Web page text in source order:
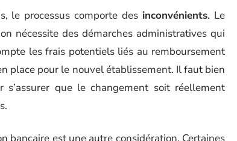
le processus comporte des inconvénients. Le
nécessite des démarches administratives qui
les frais potentiels liés au remboursement
place pour le nouvel établissement. Il faut bien
que le changement soit réellement